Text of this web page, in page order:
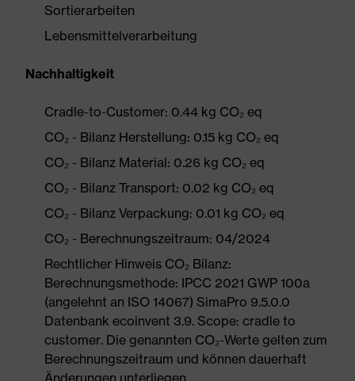
Sortierarbeiten
Lebensmittelverarbeitung
Nachhaltigkeit
Cradle-to-Customer: 0.44 kg CO₂ eq
CO₂ - Bilanz Herstellung: 0.15 kg CO₂ eq
CO₂ - Bilanz Material: 0.26 kg CO₂ eq
CO₂ - Bilanz Transport: 0.02 kg CO₂ eq
CO₂ - Bilanz Verpackung: 0.01 kg CO₂ eq
CO₂ - Berechnungszeitraum: 04/2024
Rechtlicher Hinweis CO₂ Bilanz:
Berechnungsmethode: IPCC 2021 GWP 100a
(angelehnt an ISO 14067) SimaPro 9.5.0.0
Datenbank ecoinvent 3.9. Scope: cradle to
customer. Die genannten CO₂-Werte gelten zum
Berechnungszeitraum und können dauerhaft
Änderungen unterliegen.